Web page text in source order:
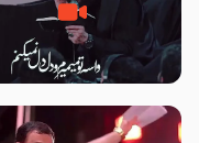
مصداق کربلا – حاج حسین سیب
سرخی